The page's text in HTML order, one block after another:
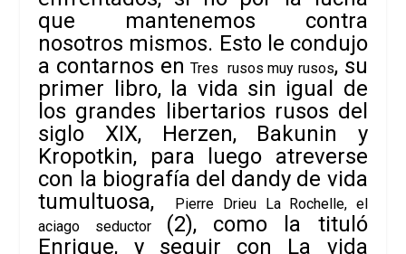
que mantenemos contra
nosotros mismos. Esto le condujo
a contarnos enTres rusos muy rusos, su
primer libro, la vida sin igual de
los grandes libertarios rusos del
siglo XIX, Herzen, Bakunin y
Kropotkin, para luego atreverse
con la biografía del dandy de vida
tumultuosa,
Pierre Drieu La Rochelle, el
aciago seductor
(2), como la tituló
Enrique, y seguir con La vida